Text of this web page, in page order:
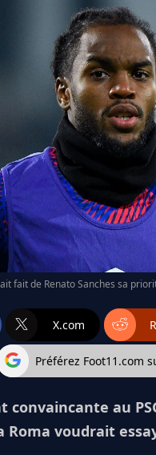
fait de Renato Sanches sa
X.com
Préférez Foot11.com
convaincante au
Roma voudrait